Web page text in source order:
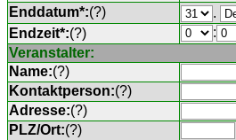
Enddatum*:(?)
.
Endzeit*:(?)
:
Veranstalter:
Name:(?)
Kontaktperson:(?)
Adresse:(?)
PLZ/Ort:(?)